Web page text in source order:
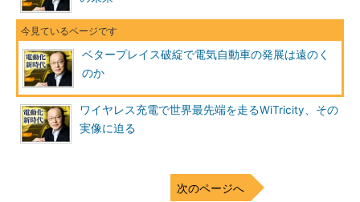
ベタープレイス破綻で電気自動車の発展は遠のく
のか
ワイヤレス充電で世界最先端を走るWiTricity、その
実像に迫る
次のページへ